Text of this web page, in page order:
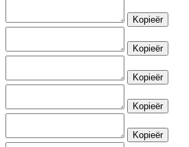
Kopieër
Kopieër
Kopieër
Kopieër
Kopieër